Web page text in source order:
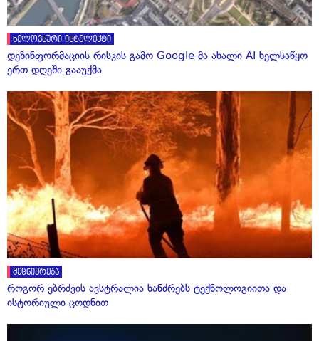
ხელოვნური ინტელექტი
დეზინფორმაციის რისკის გამო Google-მა ახალი AI ხელსაწყო
ერთ დღეში გააუქმა
მეცნიერება
როგორ ებრძვის ავსტრალია ხანძრებს ტექნოლოგიითა და
ისტორიული ცოდნით